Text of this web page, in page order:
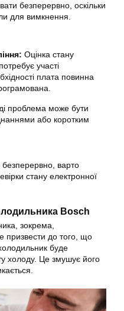
безперервно, оскільки
для вимкнення.
Оцінка стану
участі
плата повинна
проблема може бути
або коротким
варто
стану електронної
Bosch
зокрема,
призвести до того, що
буде
холоду. Це змушує його